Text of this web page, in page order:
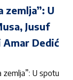
zemlja”: U
Jusuf
Amar Dedić
zemlja”: U spotu